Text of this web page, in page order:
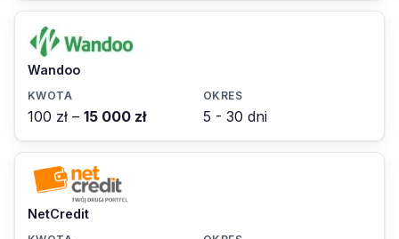
Wandoo
100 zł – 15 000 zł 5 - 30 dni
NetCredit